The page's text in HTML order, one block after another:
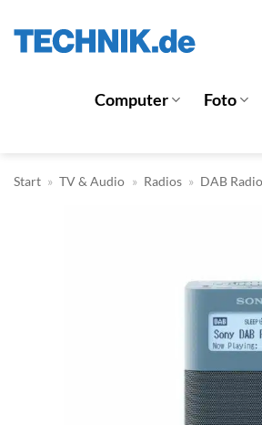
Inhalt
Computer Foto
Start » TV & Audio » Radios » DAB